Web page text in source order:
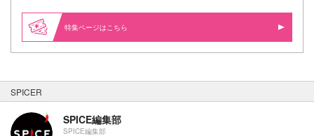
特集ページはこちら
SPICER
SPICE編集部
SPICE編集部